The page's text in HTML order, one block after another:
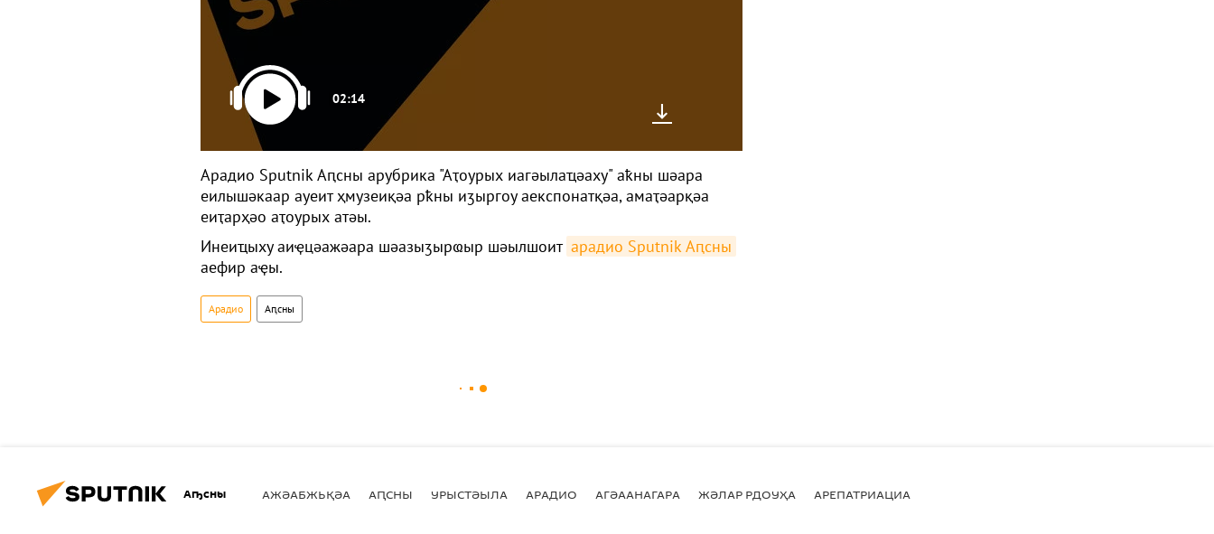
02:14
Арадио Sputnik Аԥсны арубрика "Аҭоурых иагәылаҵәаху" аҟны шәара
еилышәкаар ауеит ҳмузеиқәа рҟны иӡыргоу аекспонатқәа, амаҭәарқәа
еиҭарҳәо аҭоурых атәы.
Инеиҵыху аиҿцәажәара шәазыӡырҩыр шәылшоит арадио Sputnik Аԥсны
аефир аҿы.
Арадио Аԥсны
Аҧсны АЖӘАБЖЬҚӘА АԤСНЫ УРЫСТӘЫЛА АРАДИО АГӘААНАГАРА ЖӘЛАР РДОУҲА АРЕПАТРИАЦИА